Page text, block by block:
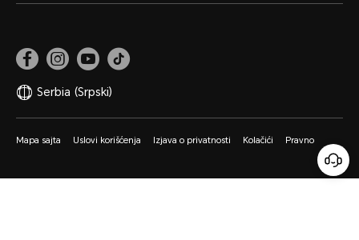
Serbia (Srpski)
Mapa sajta Uslovi korišćenja Izjava o privatnosti Kolačići Pravno